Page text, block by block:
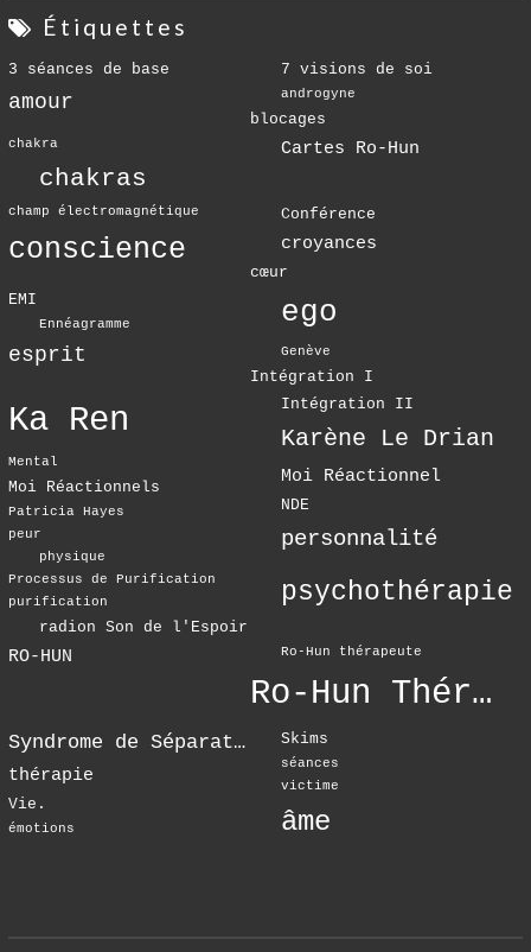
Étiquettes
3 séances de base 7 visions de soi
amour androgyne
blocages
Cartes Ro-Hun
chakra
chakras
champ électromagnétique Conférence
conscience croyances
cœur
ego
EMI
Ennéagramme
esprit Genève
Intégration I
Intégration II
Ka Ren Karène Le Drian
Mental
Moi Réactionnel
Moi Réactionnels
NDE
Patricia Hayes
personnalité
peur
physique
Processus de Purification
psychothérapie
purification
radion Son de l'Espoir
RO-HUN Ro-Hun thérapeute
Ro-Hun Thérapie
Skims
Syndrome de Séparation
séances
thérapie
victime
Vie.
âme
émotions